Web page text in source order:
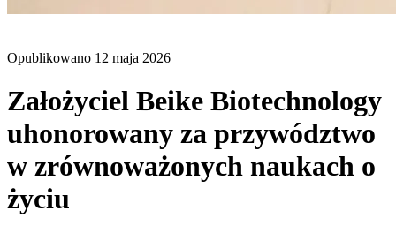
Opublikowano 12 maja 2026
Założyciel Beike Biotechnology
uhonorowany za przywództwo
w zrównoważonych naukach o
życiu